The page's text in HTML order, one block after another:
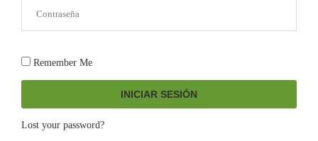
Remember Me
INICIAR SESIÓN
Lost your password?